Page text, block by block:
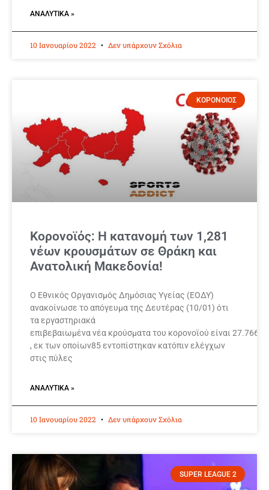
ΑΝΑΛΥΤΙΚΆ »
10 Ιανουαρίου 2022 Δεν υπάρχουν Σχόλια
ΚΟΡΟΝΟΙΟΣ
Κορονοϊός: Η κατανομή των 1,281
νέων κρουσμάτων σε Θράκη και
Ανατολική Μακεδονία!
Ο Εθνικός Οργανισμός Δημόσιας Υγείας (ΕΟΔΥ)
ανακοίνωσε το απόγευμα της Δευτέρας (10/01) ότι
τα εργαστηριακά
επιβεβαιωμένα νέα κρούσματα του κορονοϊού είναι 27.766
, εκ των οποίων85 εντοπίστηκαν κατόπιν ελέγχων
στις πύλες
ΑΝΑΛΥΤΙΚΆ »
10 Ιανουαρίου 2022 Δεν υπάρχουν Σχόλια
SUPER LEAGUE 2